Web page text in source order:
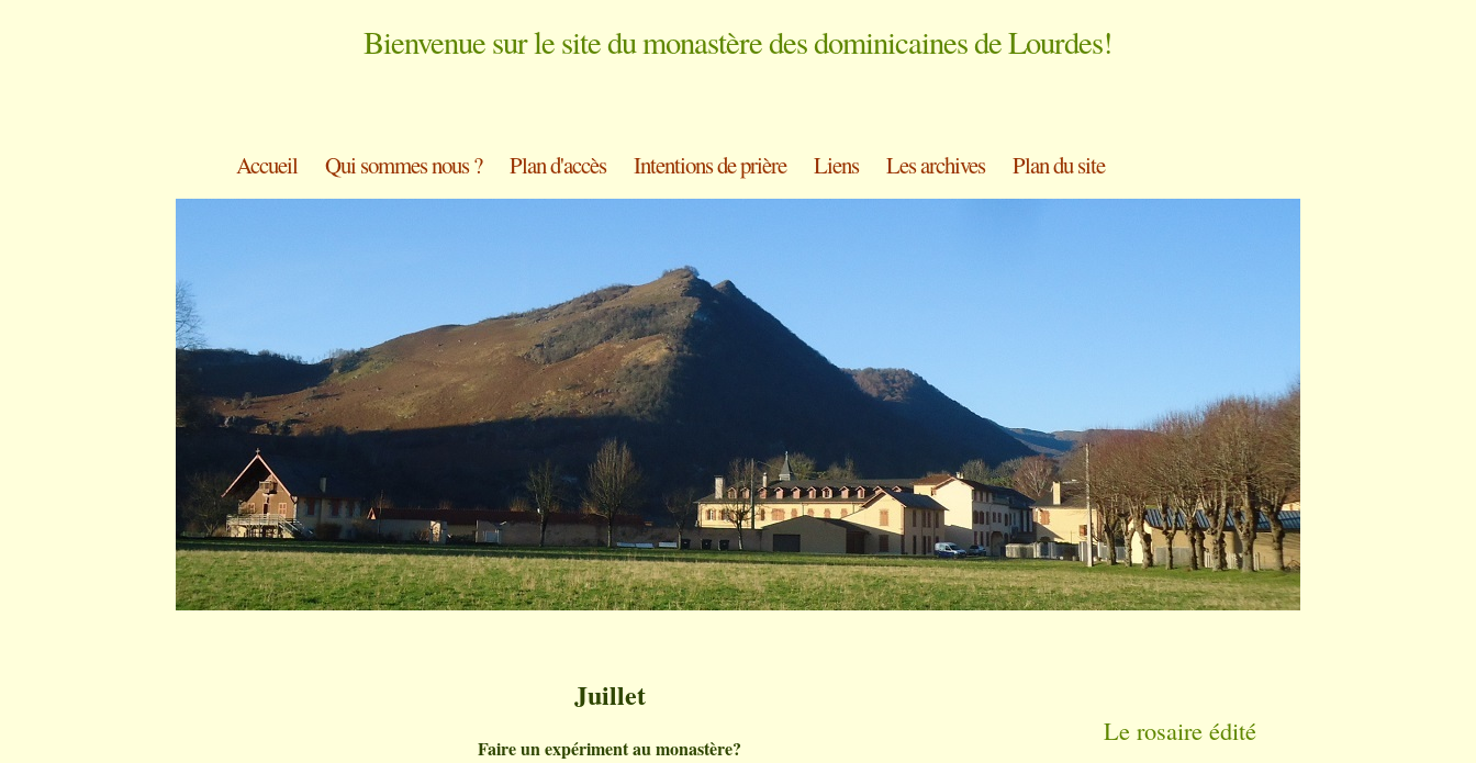
Bienvenue sur le site du monastère des dominicaines de Lourdes!
Accueil Qui sommes nous ? Plan d'accès Intentions de prière Liens Les archives Plan du site
Juillet
Faire un expériment au monastère?
Le rosaire édité